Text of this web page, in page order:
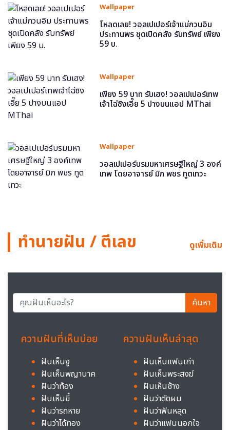
Wallpaper
โหลดเลย! วอลเปเปอร์เจ้าแม่กวนอิม
ประทานพร ชุดเปิดคลัง รับทรัพย์ เพียง
59 บ.
Wallpaper
เพียง 59 บาท รับเฮง! วอลเปเปอร์เทพ
เจ้าไฉ่ซิงเอี๊ย 5 ปางบนแอป MThai
Wallpaper
วอลเปเปอร์บรมมหาเศรษฐีใหญ่ 3 องค์
เทพ โดยอาจารย์ มิก พชร ทูตเทวะ
ทำนายฝัน / ตีเลข ดูเพิ่มเติม
ค้นหา
ความฝันที่เห็นบ่อย
ฝันเห็นงู
ฝันเห็นพญานาค
ฝันว่าท้อง
ฝันเห็นขี้
ฝันว่ารถหาย
ฝันว่าได้ทอง
ความฝันเห็นล่าสุด
ฝันเห็นแฟนเก่า
ฝันเห็นพระสงฆ์
ฝันเห็นช้าง
ฝันว่าตัดผม
ฝันว่าฟันหลุด
ฝันว่าแฟนนอกใจ